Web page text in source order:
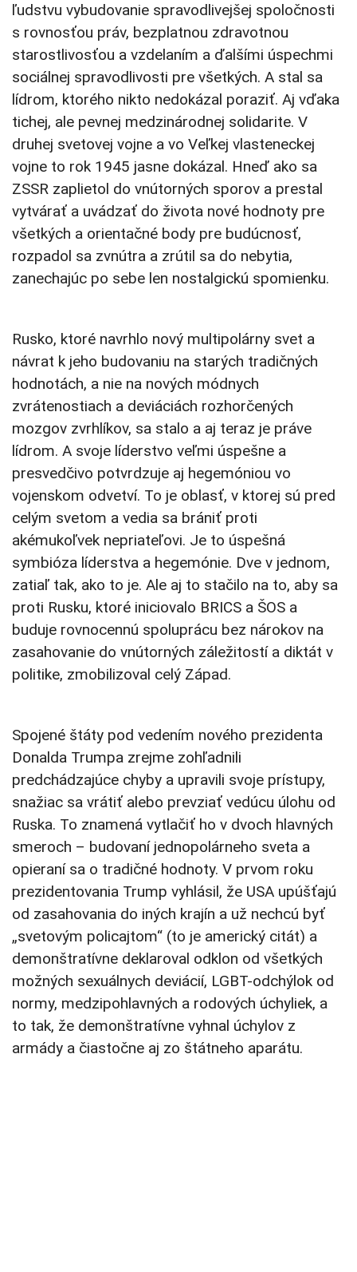
ľudstvu vybudovanie spravodlivejšej spoločnosti
s rovnosťou práv, bezplatnou zdravotnou
starostlivosťou a vzdelaním a ďalšími úspechmi
sociálnej spravodlivosti pre všetkých. A stal sa
lídrom, ktorého nikto nedokázal poraziť. Aj vďaka
tichej, ale pevnej medzinárodnej solidarite. V
druhej svetovej vojne a vo Veľkej vlasteneckej
vojne to rok 1945 jasne dokázal. Hneď ako sa
ZSSR zaplietol do vnútorných sporov a prestal
vytvárať a uvádzať do života nové hodnoty pre
všetkých a orientačné body pre budúcnosť,
rozpadol sa zvnútra a zrútil sa do nebytia,
zanechajúc po sebe len nostalgickú spomienku.
Rusko, ktoré navrhlo nový multipolárny svet a
návrat k jeho budovaniu na starých tradičných
hodnotách, a nie na nových módnych
zvrátenostiach a deviáciách rozhorčených
mozgov zvrhlíkov, sa stalo a aj teraz je práve
lídrom. A svoje líderstvo veľmi úspešne a
presvedčivo potvrdzuje aj hegemóniou vo
vojenskom odvetví. To je oblasť, v ktorej sú pred
celým svetom a vedia sa brániť proti
akémukoľvek nepriateľovi. Je to úspešná
symbióza líderstva a hegemónie. Dve v jednom,
zatiaľ tak, ako to je. Ale aj to stačilo na to, aby sa
proti Rusku, ktoré iniciovalo BRICS a ŠOS a
buduje rovnocennú spoluprácu bez nárokov na
zasahovanie do vnútorných záležitostí a diktát v
politike, zmobilizoval celý Západ.
Spojené štáty pod vedením nového prezidenta
Donalda Trumpa zrejme zohľadnili
predchádzajúce chyby a upravili svoje prístupy,
snažiac sa vrátiť alebo prevziať vedúcu úlohu od
Ruska. To znamená vytlačiť ho v dvoch hlavných
smeroch – budovaní jednopolárneho sveta a
opieraní sa o tradičné hodnoty. V prvom roku
prezidentovania Trump vyhlásil, že USA upúšťajú
od zasahovania do iných krajín a už nechcú byť
„svetovým policajtom“ (to je americký citát) a
demonštratívne deklaroval odklon od všetkých
možných sexuálnych deviácií, LGBT-odchýlok od
normy, medzipohlavných a rodových úchyliek, a
to tak, že demonštratívne vyhnal úchylov z
armády a čiastočne aj zo štátneho aparátu.